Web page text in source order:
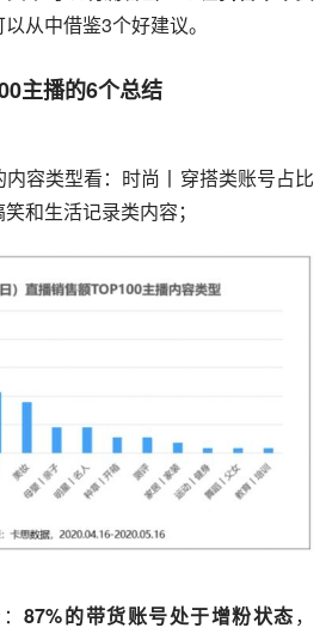
从中借鉴3个好建议。
主播的6个总结
容类型看：时尚丨穿搭类账号占比
和生活记录类内容；
87%的带货账号处于增粉状态，